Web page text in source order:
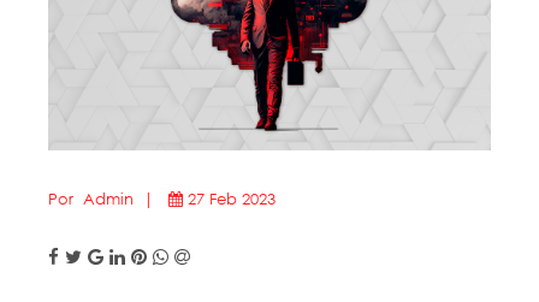
Por Admin | 27 Feb 2023